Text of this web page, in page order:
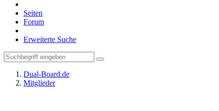
Seiten
Forum
Erweiterte Suche
Dual-Board.de
Mitglieder